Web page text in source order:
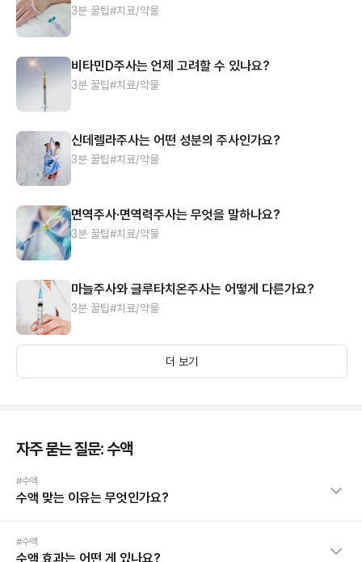
3분 꿀팁#치료/약물
비타민D주사는 언제 고려할 수 있나요?
3분 꿀팁#치료/약물
신데렐라주사는 어떤 성분의 주사인가요?
3분 꿀팁#치료/약물
면역주사·면역력주사는 무엇을 말하나요?
3분 꿀팁#치료/약물
마늘주사와 글루타치온주사는 어떻게 다른가요?
3분 꿀팁#치료/약물
더 보기
자주 묻는 질문: 수액
#수액
수액 맞는 이유는 무엇인가요?
#수액
수액 효과는 어떤 게 있나요?